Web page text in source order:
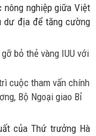
nghiệp giữa Việt
dư địa để tăng cường
cuộc tham vấn chính
Bộ Ngoại giao Bỉ
của Thứ trưởng Hà